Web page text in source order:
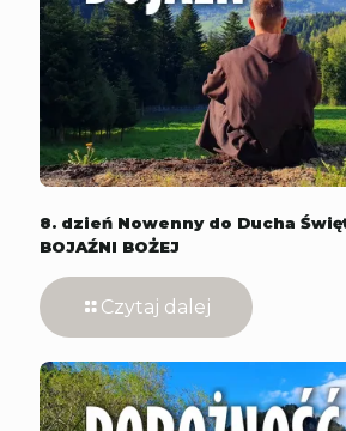
8. dzień Nowenny do Ducha
BOJAŹNI BOŻEJ
Czytaj dalej